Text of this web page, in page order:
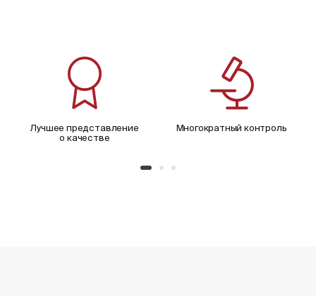
Лучшее представление
о качестве
Многократный контроль